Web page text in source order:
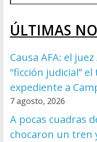
ÚLTIMAS
Causa AFA: el
“ficción judicial”
expediente a
7 agosto, 2026
A pocas cuadras
chocaron un tren